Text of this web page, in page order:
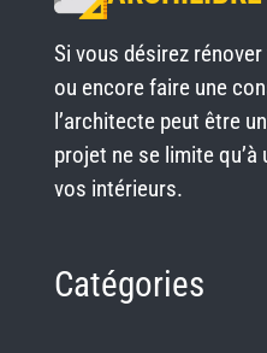
Si vous désirez
ou encore faire une
l’architecte peut être
projet ne se limite
vos intérieurs.
Catégories